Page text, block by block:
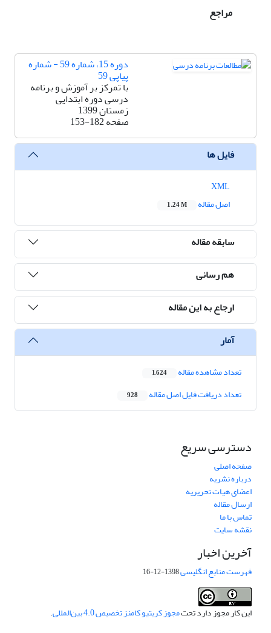
مراجع
دوره 15، شماره 59 - شماره
پیاپی 59
با تمرکز بر آموزش و برنامه
درسی دوره ابتدایی
زمستان 1399
صفحه153-182
فایل ها
اصل مقاله
1.24 M
سابقه مقاله
هم رسانی
ارجاع به این مقاله
آمار
تعداد مشاهده مقاله 1,624
تعداد دریافت فایل اصل مقاله 928
دسترسی سریع
صفحه اصلی
درباره نشریه
اعضای هیات تحریریه
ارسال مقاله
تماس با ما
نقشه سایت
آخرین اخبار
فهرست منابع انگلیسی1398-12-16
این کار مجوز دارد تحتمجوز کریتیو کامنز تخصیص 4.0 بین‌المللی .